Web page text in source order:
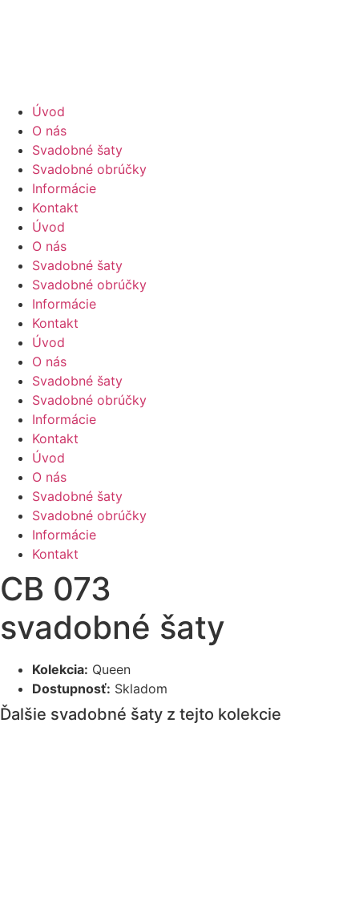
Úvod
O nás
Svadobné šaty
Svadobné obrúčky
Informácie
Kontakt
Úvod
O nás
Svadobné šaty
Svadobné obrúčky
Informácie
Kontakt
Úvod
O nás
Svadobné šaty
Svadobné obrúčky
Informácie
Kontakt
Úvod
O nás
Svadobné šaty
Svadobné obrúčky
Informácie
Kontakt
CB 073
svadobné šaty
Kolekcia: Queen
Dostupnosť: Skladom
Ďalšie svadobné šaty z tejto kolekcie